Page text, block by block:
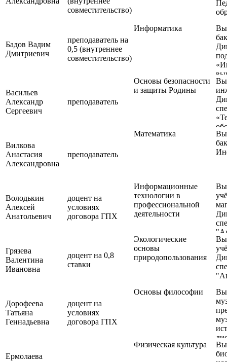
совместительство)
Бадов Вадим
Дмитриевич
преподаватель на
0,5 (внутреннее
совместительство)
Информатика
Васильев
Александр
Сергеевич
преподаватель
Основы безопасности
и защиты Родины
Вилкова
Анастасия
Александровна
преподаватель
Математика
Володькин
Алексей
Анатольевич
доцент на
условиях
договора ГПХ
Информационные
технологии в
профессиональной
деятельности
Грязева
Валентина
Ивановна
доцент на 0,8
ставки
Экологические
основы
природопользования
Дорофеева
Татьяна
Геннадьевна
доцент на
условиях
договора ГПХ
Основы философии
Ермолаева
Физическая культура